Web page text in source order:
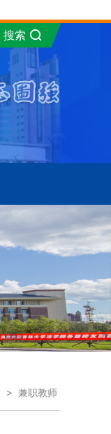
搜索
> 兼职教师